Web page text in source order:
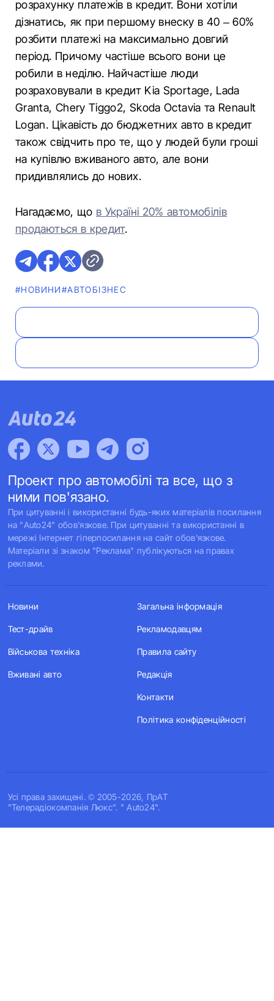
розрахунку платежів в кредит. Вони хотіли
дізнатись, як при першому внеску в 40 – 60%
розбити платежі на максимально довгий
період. Причому частіше всього вони це
робили в неділю. Найчастіше люди
розраховували в кредит Kia Sportage, Lada
Granta, Chery Tiggo2, Skoda Octavia та Renault
Logan. Цікавість до бюджетних авто в кредит
також свідчить про те, що у людей були гроші
на купівлю вживаного авто, але вони
придивлялись до нових.
Нагадаємо, що в Україні 20% автомобілів
продаються в кредит.
#НОВИНИ#АВТОБІЗНЕС
Проект про автомобілі та все, що з
ними пов'язано.
При цитуванні і використанні будь-яких матеріалів посилання
на "Auto24" обов'язкове. При цитуванні та використанні в
мережі Інтернет гіперпосилання на сайт обов'язкове.
Матеріали зі знаком "Реклама" публікуються на правах
реклами.
Усi права захищенi. © 2005-2026, ПрАТ
"Телерадіокомпанія Люкс". " Auto24".
Новини
Тест-драйв
Військова техніка
Вживані авто
Загальна інформація
Рекламодавцям
Правила сайту
Редакція
Контакти
Політика конфіденційності